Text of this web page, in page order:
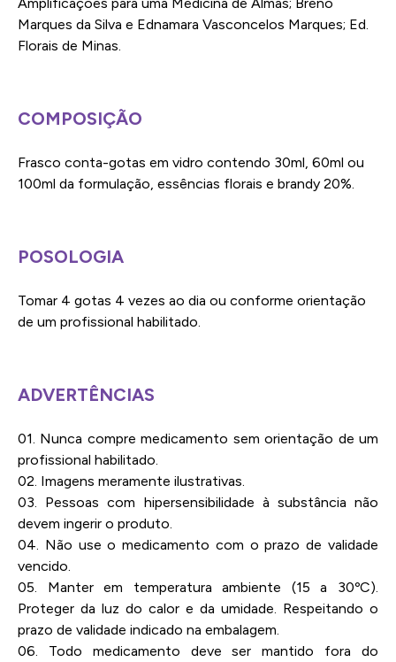
Marques da Silva e Ednamara Vasconcelos Marques; Ed.
Florais de Minas.
COMPOSIÇÃO
Frasco conta-gotas em vidro contendo 30ml, 60ml ou
100ml da formulação, essências florais e brandy 20%.
POSOLOGIA
Tomar 4 gotas 4 vezes ao dia ou conforme orientação
de um profissional habilitado.
ADVERTÊNCIAS
01. Nunca compre medicamento sem orientação de um
profissional habilitado.
02. Imagens meramente ilustrativas.
03. Pessoas com hipersensibilidade à substância não
devem ingerir o produto.
04. Não use o medicamento com o prazo de validade
vencido.
05. Manter em temperatura ambiente (15 a 30ºC).
Proteger da luz do calor e da umidade. Respeitando o
prazo de validade indicado na embalagem.
06. Todo medicamento deve ser mantido fora do